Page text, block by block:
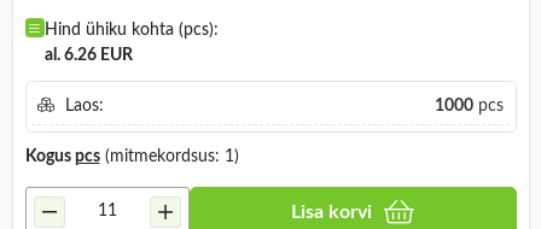
Hind ühiku kohta (pcs):
al. 6.26 EUR
Laos: 1000pcs
Kogus pcs(mitmekordsus: 1)
Lisa korvi